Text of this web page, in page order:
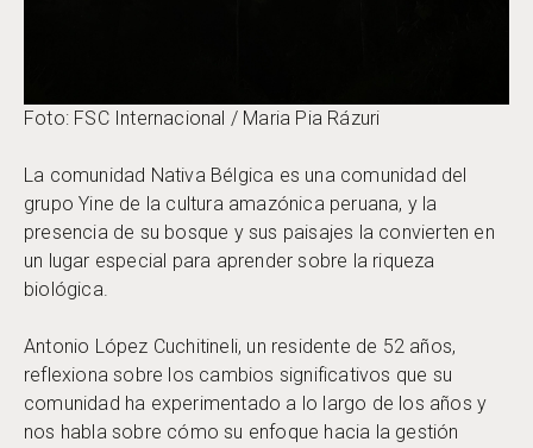
Foto: FSC Internacional / Maria Pia Rázuri
La comunidad Nativa Bélgica es una comunidad del
grupo Yine de la cultura amazónica peruana, y la
presencia de su bosque y sus paisajes la convierten en
un lugar especial para aprender sobre la riqueza
biológica.
Antonio López Cuchitineli, un residente de 52 años,
reflexiona sobre los cambios significativos que su
comunidad ha experimentado a lo largo de los años y
nos habla sobre cómo su enfoque hacia la gestión